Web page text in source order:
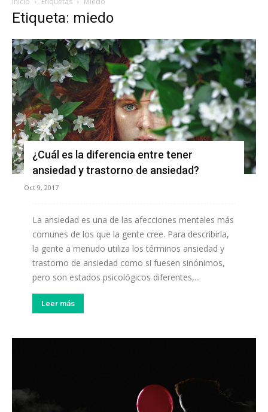
Etiqueta: miedo
¿Cuál es la diferencia entre tener
ansiedad y trastorno de ansiedad?
Oct 9, 2017
La ansiedad es una de las afecciones mentales más
comunes de los que la gente cree. Para describirla,
la gente a menudo utiliza los términos ansiedad y
trastorno de ansiedad como si fuesen sinónimos,
pero son estados psicológicos diferentes,...
Leer más